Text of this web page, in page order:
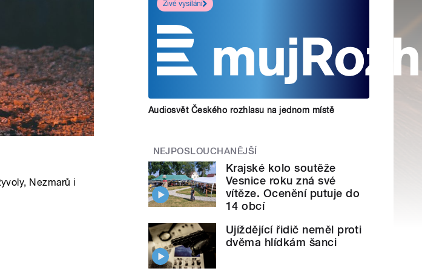
Nezmarů i
Živé vysílání
Audiosvět Českého rozhlasu na jednom místě
NEJPOSLOUCHANĚJŠÍ
Krajské kolo soutěže
Vesnice roku zná své
vítěze. Ocenění putuje do
14 obcí
Ujíždějící řidič neměl proti
dvěma hlídkám šanci